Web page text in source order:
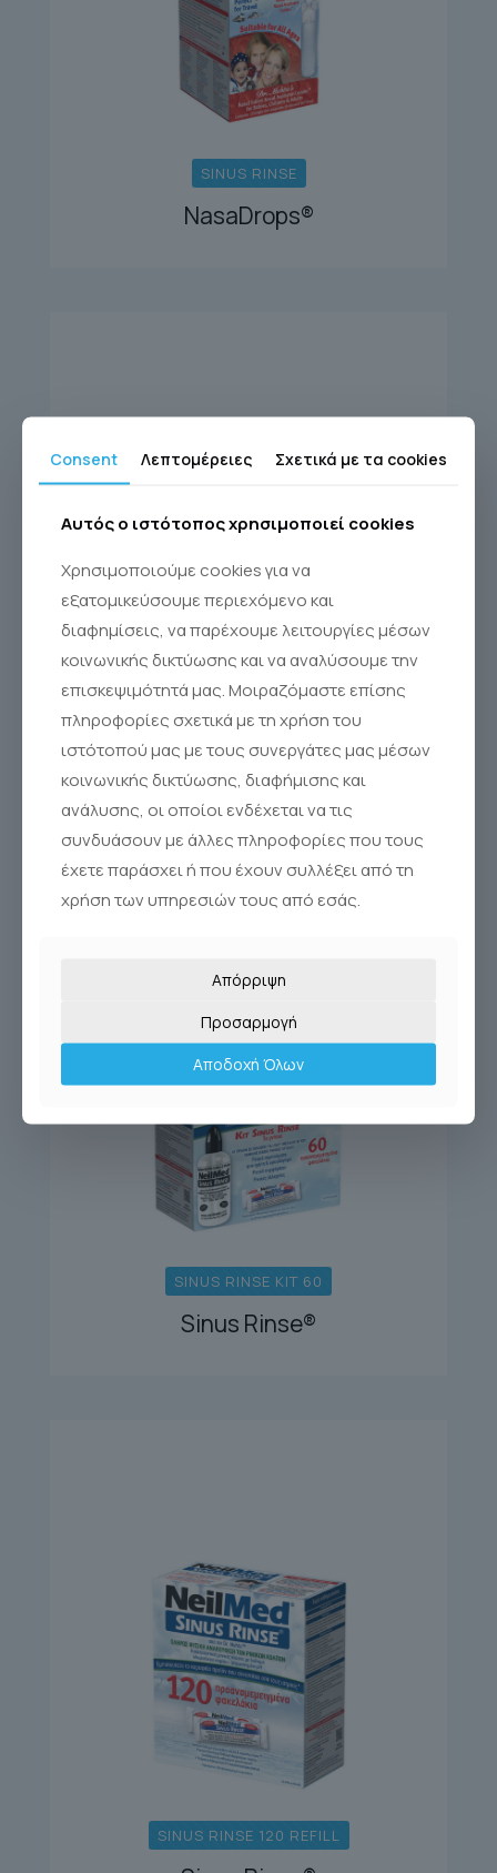
SINUS RINSE
NasaDrops®
SINUS RINSE KIT 10
Sinus Rinse®
SINUS RINSE KIT 60
Sinus Rinse®
SINUS RINSE 120 REFILL
Consent Λεπτομέρειες Σχετικά με τα cookies
Αυτός ο ιστότοπος χρησιμοποιεί cookies
Χρησιμοποιούμε cookies για να
εξατομικεύσουμε περιεχόμενο και
διαφημίσεις, να παρέχουμε λειτουργίες μέσων
κοινωνικής δικτύωσης και να αναλύσουμε την
επισκεψιμότητά μας. Μοιραζόμαστε επίσης
πληροφορίες σχετικά με τη χρήση του
ιστότοπού μας με τους συνεργάτες μας μέσων
κοινωνικής δικτύωσης, διαφήμισης και
ανάλυσης, οι οποίοι ενδέχεται να τις
συνδυάσουν με άλλες πληροφορίες που τους
έχετε παράσχει ή που έχουν συλλέξει από τη
χρήση των υπηρεσιών τους από εσάς.
Απόρριψη
Προσαρμογή
Αποδοχή Όλων